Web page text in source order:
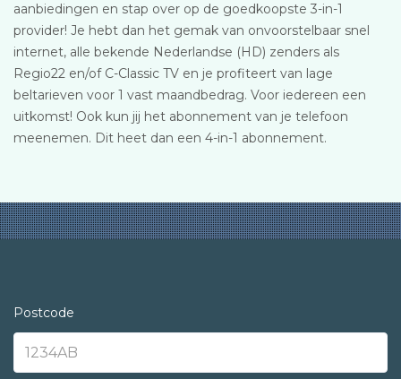
aanbiedingen en stap over op de goedkoopste 3-in-1
provider! Je hebt dan het gemak van onvoorstelbaar snel
internet, alle bekende Nederlandse (HD) zenders als
Regio22 en/of C-Classic TV en je profiteert van lage
beltarieven voor 1 vast maandbedrag. Voor iedereen een
uitkomst! Ook kun jij het abonnement van je telefoon
meenemen. Dit heet dan een 4-in-1 abonnement.
Postcode